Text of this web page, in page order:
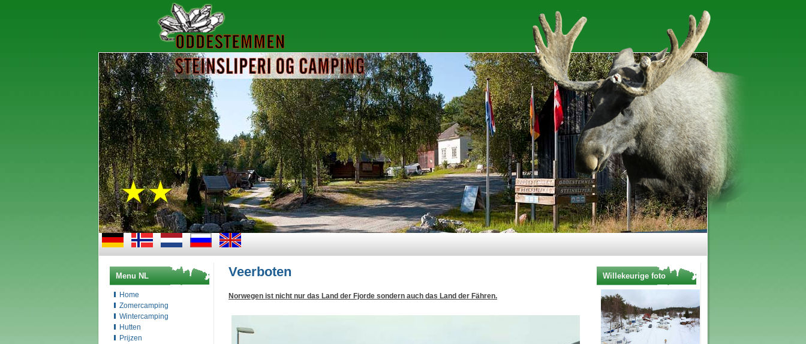
Menu NL
Home
Zomercamping
Wintercamping
Hutten
Prijzen
Veerboten
Norwegen ist nicht nur das Land der Fjorde sondern auch das Land der Fähren.
Willekeurige foto